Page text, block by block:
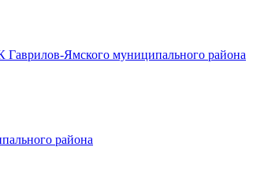
Ямского муниципального района
района